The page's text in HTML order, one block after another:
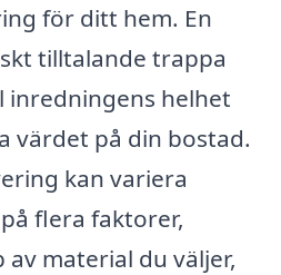
för ditt hem. En
tilltalande trappa
helhet
värdet på din bostad.
kan variera
flera faktorer,
material du väljer,